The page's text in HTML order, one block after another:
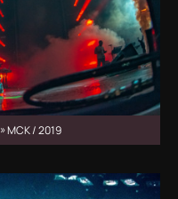
МСК / 2019